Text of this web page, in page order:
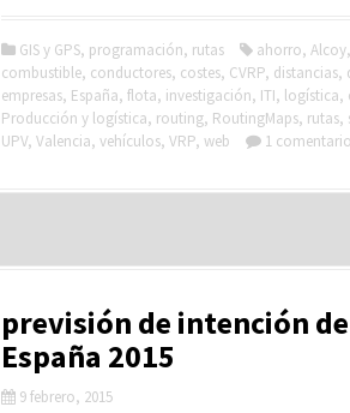
GIS y GPS, programación, rutas ahorro, Alcoy,
combustible, conductores, costes, CVRP, distancias,
empresas, España, flota, investigación, ITI, logística,
Producción y logística, routing, RoutingMaps, rutas,
UPV, Valencia, vehículos, VRP, web 1 comentario
previsión de intención
España 2015
9 febrero, 2015